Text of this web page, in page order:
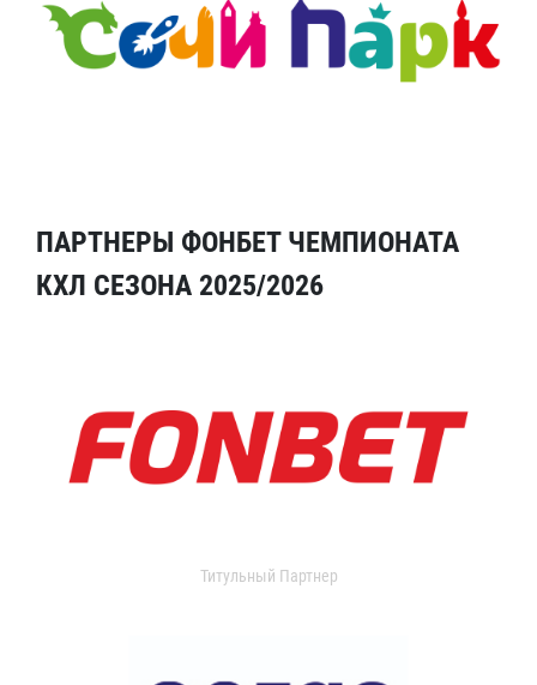
ПАРТНЕРЫ ФОНБЕТ ЧЕМПИОНАТА
КХЛ СЕЗОНА 2025/2026
Титульный Партнер